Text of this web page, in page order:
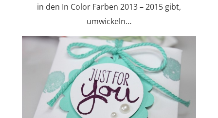
in den In Color Farben 2013 – 2015 gibt,
umwickeln…